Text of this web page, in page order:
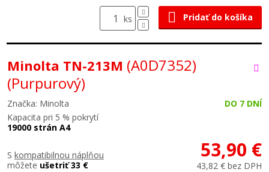
ks Pridať do košíka
Minolta TN-213M (A0D7352)
(Purpurový)
Značka: Minolta
DO 7 DNÍ
Kapacita pri 5 % pokrytí
19000 strán A4
S kompatibilnou náplňou
môžete ušetriť 33 €
53,90 €
43,82 € bez DPH